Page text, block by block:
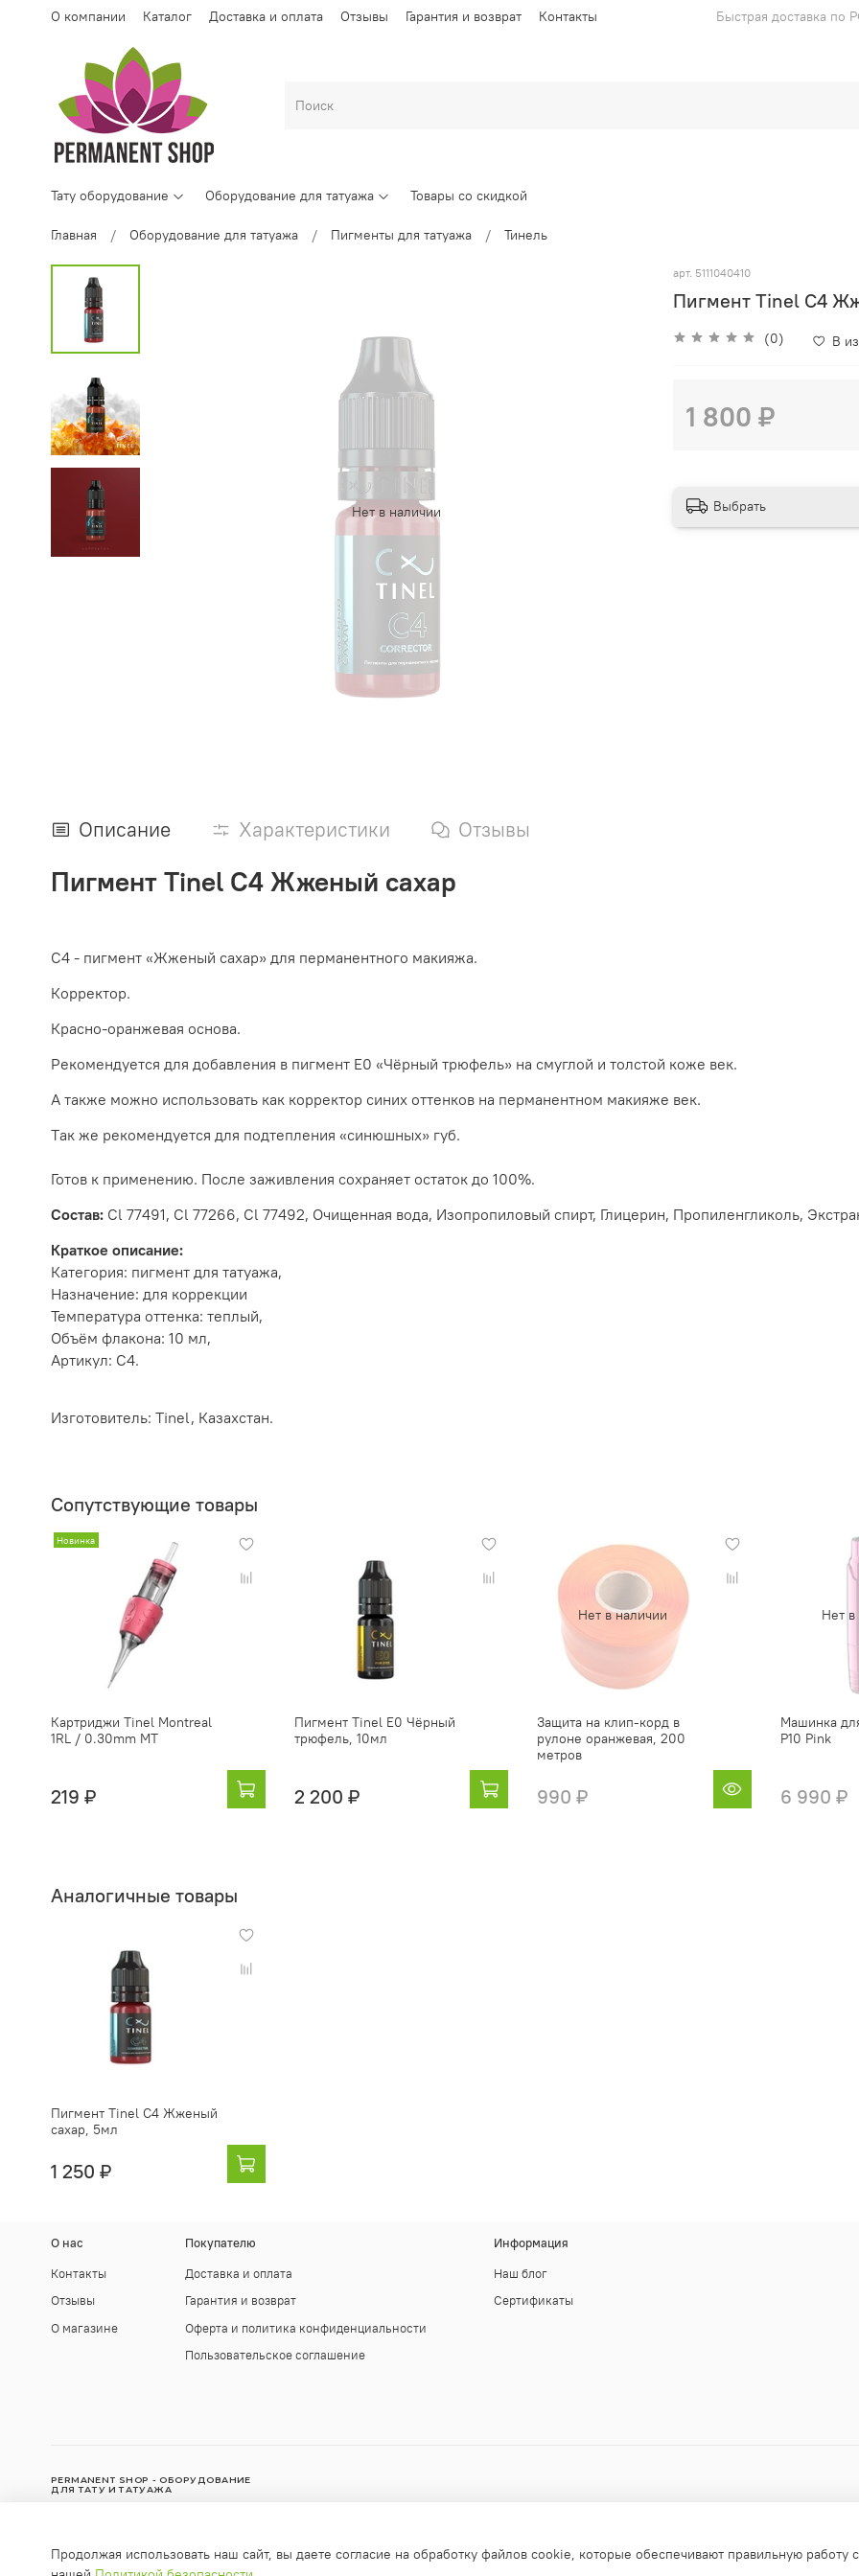
О компании Каталог Доставка и оплата Отзывы Гарантия и возврат Контакты Быстрая доставка по
Тату оборудование Оборудование для татуажа Товары со скидкой
Главная Оборудование для татуажа Пигменты для татуажа Тинель
Нет в наличии
арт. 5111040410
Пигмент Tinel C4
(0) В
1 800 ₽
Выбрать
Описание Характеристики Отзывы
Пигмент Tinel C4 Жженый сахар
С4 - пигмент «Жженый сахар» для перманентного макияжа.
Корректор.
Красно-оранжевая основа.
Рекомендуется для добавления в пигмент Е0 «Чёрный трюфель» на смуглой и толстой коже век.
А также можно использовать как корректор синих оттенков на перманентном макияже век.
Так же рекомендуется для подтепления «синюшных» губ.
Готов к применению. После заживления сохраняет остаток до 100%.
Состав: Cl 77491, Cl 77266, Cl 77492, Очищенная вода, Изопропиловый спирт, Глицерин, Пропиленгликоль,
Краткое описание:
Категория: пигмент для татуажа,
Назначение: для коррекции
Температура оттенка: теплый,
Объём флакона: 10 мл,
Артикул: С4.
Изготовитель: Tinel, Казахстан.
Сопутствующие товары
Новинка
Картриджи Tinel Montreal
1RL / 0.30mm MT
219 ₽
Пигмент Tinel E0 Чёрный
трюфель, 10мл
2 200 ₽
Нет в наличии
Защита на клип-корд в
рулоне оранжевая, 200
метров
990 ₽
Нет в
Машинка
P10 Pink
6 990 ₽
Аналогичные товары
Пигмент Tinel C4 Жженый
сахар, 5мл
1 250 ₽
О нас
Контакты
Отзывы
О магазине
Покупателю
Доставка и оплата
Гарантия и возврат
Оферта и политика конфиденциальности
Пользовательское соглашение
Информация
Наш блог
Сертификаты
PERMANENT SHOP - ОБОРУДОВАНИЕ
ДЛЯ ТАТУ И ТАТУАЖА
Любое использование контента без письменного разрешения запрещено!
Продолжая использовать наш сайт, вы даете согласие на обработку файлов cookie, которые обеспечивают правильную работу